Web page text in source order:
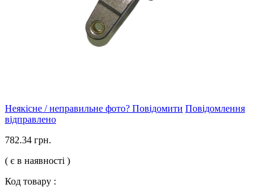
Неякісне / неправильне фото? Повідомити Повідомлення
відправлено
782.34 грн.
( є в наявності )
Код товару :